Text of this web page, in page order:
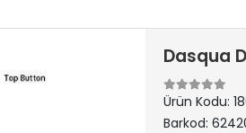
Dasqua
Ürün Kodu:
Barkod: